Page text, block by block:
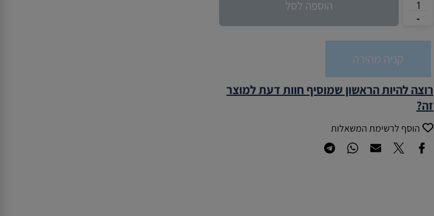
הוספה לסל
קניה מהירה
רוצה להיות הראשון שמוסיף חוות דעת למוצר
זה?
הוסף לרשימת המשאלות